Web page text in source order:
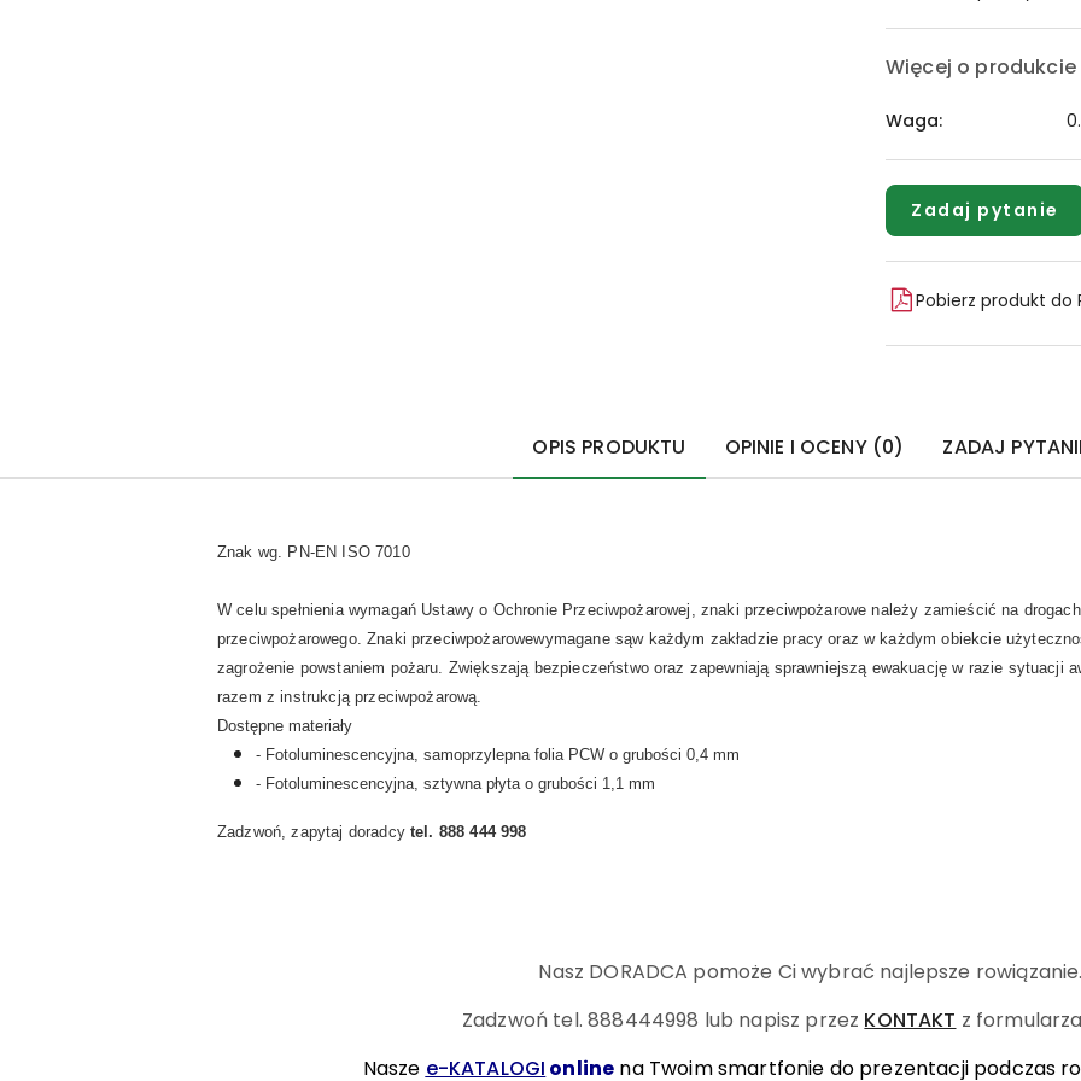
Więcej o produkcie
Waga:
Zadaj pytanie
Pobierz produkt do
OPIS PRODUKTU OPINIE I OCENY (0) ZADAJ
Znak wg. PN-EN ISO 7010
W celu spełnienia wymagań Ustawy o Ochronie Przeciwpożarowej, znaki przeciwpożarowe należy zamieścić na
przeciwpożarowego. Znaki przeciwpożarowewymagane sąw każdym zakładzie pracy oraz w każdym obiekcie
zagrożenie powstaniem pożaru. Zwiększają bezpieczeństwo oraz zapewniają sprawniejszą ewakuację w razie sytuacji
razem z instrukcją przeciwpożarową.
Dostępne materiały
- Fotoluminescencyjna, samoprzylepna folia PCW o grubości 0,4 mm
- Fotoluminescencyjna, sztywna płyta o grubości 1,1 mm
Zadzwoń, zapytaj doradcy tel. 888 444 998
Nasz DORADCA pomoże Ci wybrać najlepsze
Zadzwoń tel. 888444998 lub napisz przez KONTAKT z
Nasze e-KATALOGI online na Twoim smartfonie do prezentacji podczas